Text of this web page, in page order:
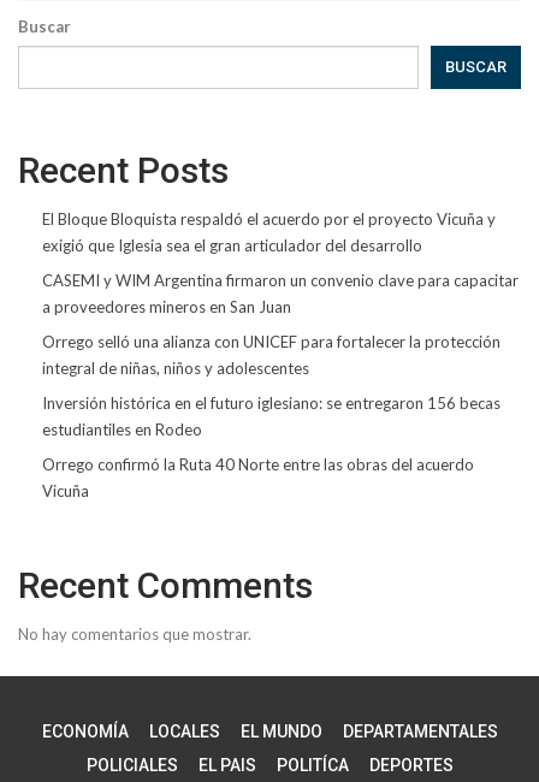
Buscar
BUSCAR
Recent Posts
El Bloque Bloquista respaldó el acuerdo por el proyecto Vicuña y
exigió que Iglesia sea el gran articulador del desarrollo
CASEMI y WIM Argentina firmaron un convenio clave para capacitar
a proveedores mineros en San Juan
Orrego selló una alianza con UNICEF para fortalecer la protección
integral de niñas, niños y adolescentes
Inversión histórica en el futuro iglesiano: se entregaron 156 becas
estudiantiles en Rodeo
Orrego confirmó la Ruta 40 Norte entre las obras del acuerdo
Vicuña
Recent Comments
No hay comentarios que mostrar.
ECONOMÍA LOCALES EL MUNDO
DEPARTAMENTALES
POLICIALES
EL PAIS POLITÍCA DEPORTES